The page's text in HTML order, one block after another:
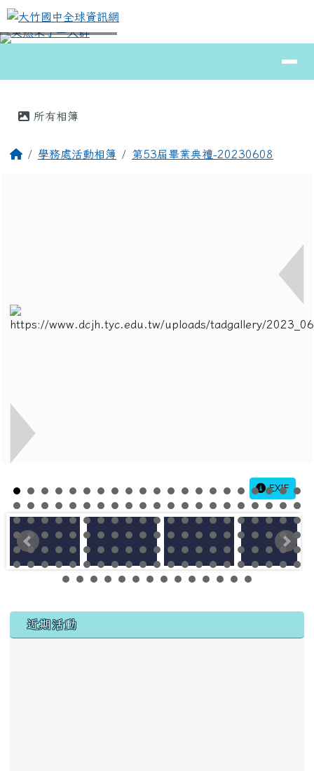
跳至主內容區
大竹國中全球資訊網
⏸
所有相簿
回首頁學務處活動相簿 第53屆畢業典禮-20230608
EXIF
左邊區域內容
近期活動